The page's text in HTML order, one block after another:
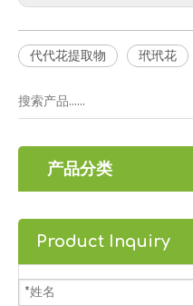
代代花提取物 玳玳花
产品分类
Product Inquiry